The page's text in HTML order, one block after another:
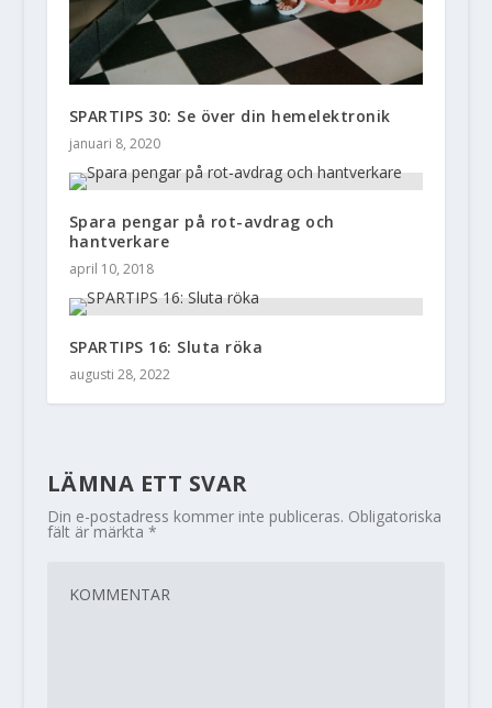
SPARTIPS 30: Se över din hemelektronik
januari 8, 2020
Spara pengar på rot-avdrag och
hantverkare
april 10, 2018
SPARTIPS 16: Sluta röka
augusti 28, 2022
LÄMNA ETT SVAR
Din e-postadress kommer inte publiceras. Obligatoriska
fält är märkta *